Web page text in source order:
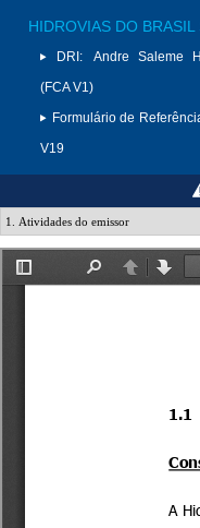
HIDROVIAS DO BRASIL
DRI:
Andre Saleme
(FCA V1)
Formulário de
V19